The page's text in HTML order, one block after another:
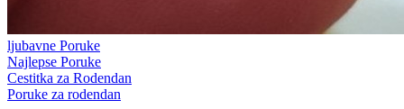
ljubavne Poruke
Najlepse Poruke
Cestitka za Rodendan
Poruke za rodendan